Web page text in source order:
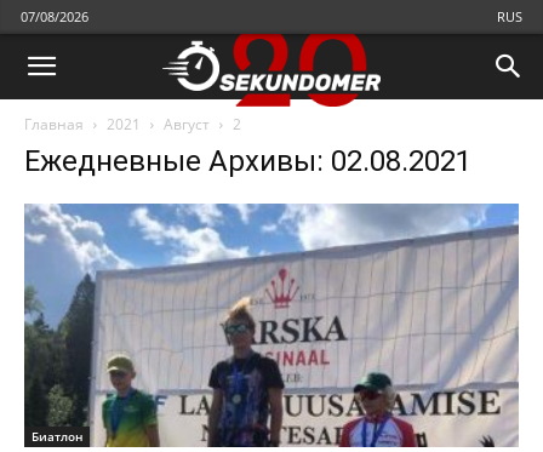
07/08/2026 RUS
Главная 2021 Август 2
Ежедневные Архивы: 02.08.2021
Биатлон